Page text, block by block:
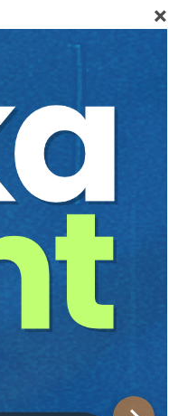
×
75,00
TL
Adresinize herhangi